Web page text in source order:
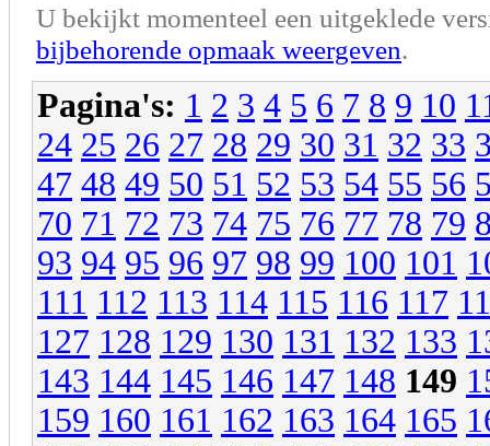
U bekijkt momenteel een uitgeklede
bijbehorende opmaak weergeven.
Pagina's: 1 2 3 4 5 6 7 8 9 10
24 25 26 27 28 29 30 31 32 33
47 48 49 50 51 52 53 54 55 56
70 71 72 73 74 75 76 77 78 79
93 94 95 96 97 98 99 100 101
111 112 113 114 115 116 117
127 128 129 130 131 132 133
143 144 145 146 147 148 149
159 160 161 162 163 164 165